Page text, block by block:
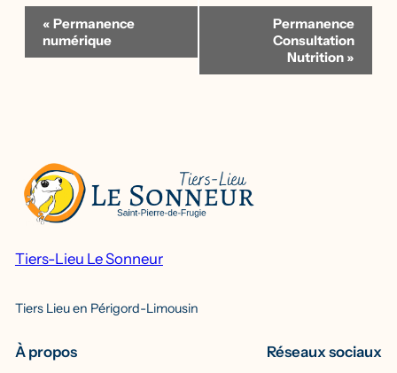
Navigation
Évènement
« Permanence
numérique
Permanence
Consultation
Nutrition »
Tiers-Lieu Le Sonneur
Tiers Lieu en Périgord-Limousin
À propos Réseaux sociaux